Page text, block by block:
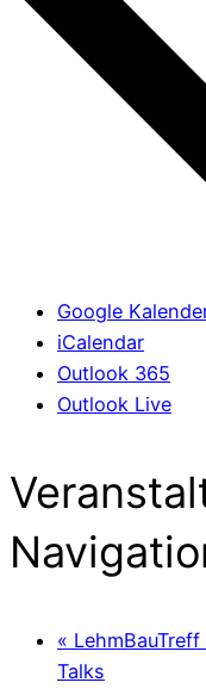
Google
iCalendar
Outlook 365
Outlook Live
«
Talks